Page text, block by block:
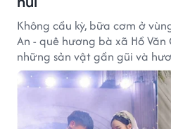
Không cầu kỳ, bữa cơm ở
An - quê hương bà xã Hồ
những sản vật gần gũi và
của núi rừng.